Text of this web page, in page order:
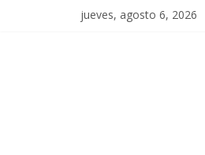
jueves, agosto 6, 2026